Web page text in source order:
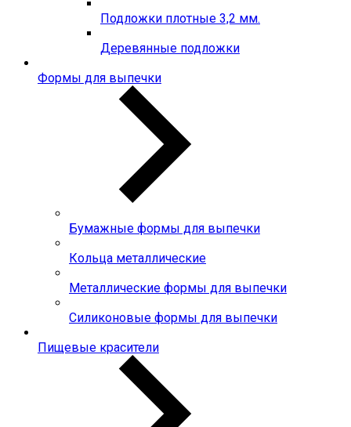
Подложки плотные 3,2 мм.
Деревянные подложки
Формы для выпечки
Бумажные формы для выпечки
Кольца металлические
Металлические формы для выпечки
Силиконовые формы для выпечки
Пищевые красители